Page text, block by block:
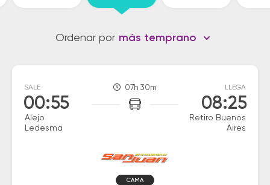
Ordenar por más temprano
SALE
00:55
Alejo
Ledesma
07h 30m LLEGA
08:25
Retiro Buenos
Aires
CAMA